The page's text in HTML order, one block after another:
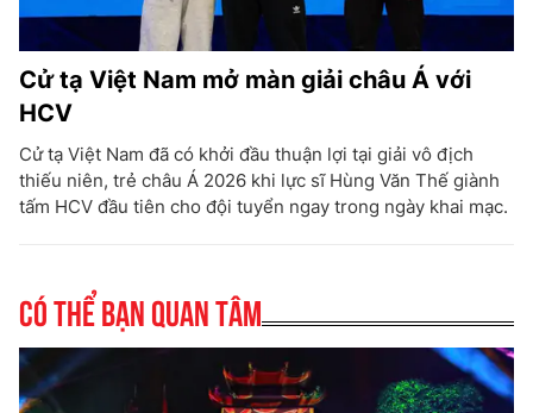
Cử tạ Việt Nam mở màn giải châu Á với
HCV
Cử tạ Việt Nam đã có khởi đầu thuận lợi tại giải vô địch
thiếu niên, trẻ châu Á 2026 khi lực sĩ Hùng Văn Thế giành
tấm HCV đầu tiên cho đội tuyển ngay trong ngày khai mạc.
Có thể bạn quan tâm